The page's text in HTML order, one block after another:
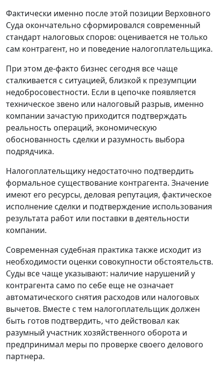
Фактически именно после этой позиции Верховного
Суда окончательно сформировался современный
стандарт налоговых споров: оценивается не только
сам контрагент, но и поведение налогоплательщика.
При этом де-факто бизнес сегодня все чаще
сталкивается с ситуацией, близкой к презумпции
недобросовестности. Если в цепочке появляется
техническое звено или налоговый разрыв, именно
компании зачастую приходится подтверждать
реальность операций, экономическую
обоснованность сделки и разумность выбора
подрядчика.
Налогоплательщику недостаточно подтвердить
формальное существование контрагента. Значение
имеют его ресурсы, деловая репутация, фактическое
исполнение сделки и подтверждение использования
результата работ или поставки в деятельности
компании.
Современная судебная практика также исходит из
необходимости оценки совокупности обстоятельств.
Суды все чаще указывают: наличие нарушений у
контрагента само по себе еще не означает
автоматического снятия расходов или налоговых
вычетов. Вместе с тем налогоплательщик должен
быть готов подтвердить, что действовал как
разумный участник хозяйственного оборота и
предпринимал меры по проверке своего делового
партнера.